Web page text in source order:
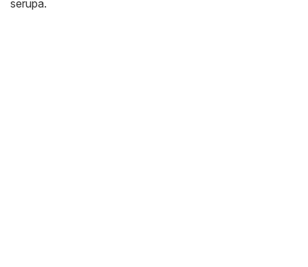
serupa.